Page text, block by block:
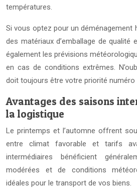
températures.
Si vous optez pour un déménagement
des matériaux d’emballage de qualité
également les prévisions
en cas de conditions extrêmes.
doit toujours être votre priorité numéro
Avantages des saisons
la logistique
Le printemps et l’automne offrent
entre climat favorable et tarifs
intermédiaires bénéficient
modérées et de conditions
idéales pour le transport de vos biens.